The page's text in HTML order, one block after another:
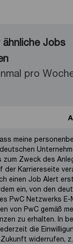
ähnliche Jobs
pro
meine
zum Zweck des
der Karriereseite
einen Job Alert
ein, von den
PwC Netzwerks E-
von PwC gemäß
zu erhalten. In
die
widerrufen,